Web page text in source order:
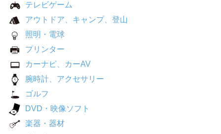
テレビゲーム
アウトドア、キャンプ、登山
照明・電球
プリンター
カーナビ、カーAV
腕時計、アクセサリー
ゴルフ
DVD・映像ソフト
楽器・器材